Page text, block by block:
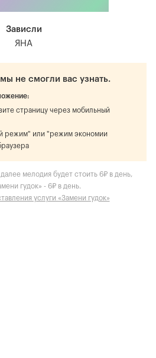
Зависли
ЯНА
не смогли вас узнать.
страницу через мобильный
режим" или "режим экономии
мелодия будет стоить 6₽ в день,
гудок» - 6₽ в день.
услуги «Замени гудок»